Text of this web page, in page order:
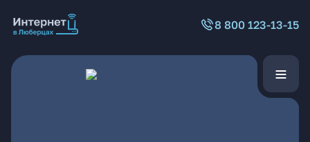
8 800 123-13-15